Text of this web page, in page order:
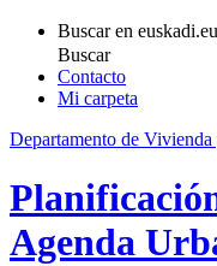
Buscar en
Buscar
Contacto
Mi carpeta
Departamento de
Agenda